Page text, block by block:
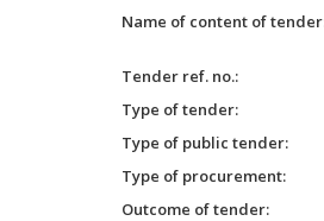
Name of content of tender
Tender ref. no.
Type of tender
Type of public tender
Type of procurement
Outcome of tender